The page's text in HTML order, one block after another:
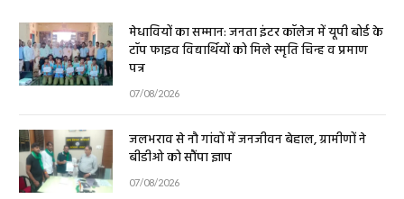
मेधावियों का सम्मान: जनता इंटर कॉलेज में यूपी बोर्ड के
टॉप फाइव विद्यार्थियों को मिले स्मृति चिन्ह व प्रमाण
पत्र
07/08/2026
जलभराव से नौ गांवों में जनजीवन बेहाल, ग्रामीणों ने
बीडीओ को सौंपा ज्ञाप
07/08/2026